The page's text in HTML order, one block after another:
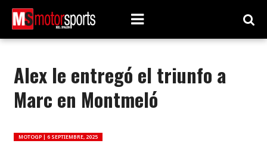
Alex le entregó el triunfo a
Marc en Montmeló
MOTOGP | 6 SEPTIEMBRE, 2025